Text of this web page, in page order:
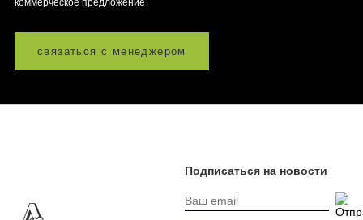
коммерческое предложение
связаться с менеджером
Подписаться на новости